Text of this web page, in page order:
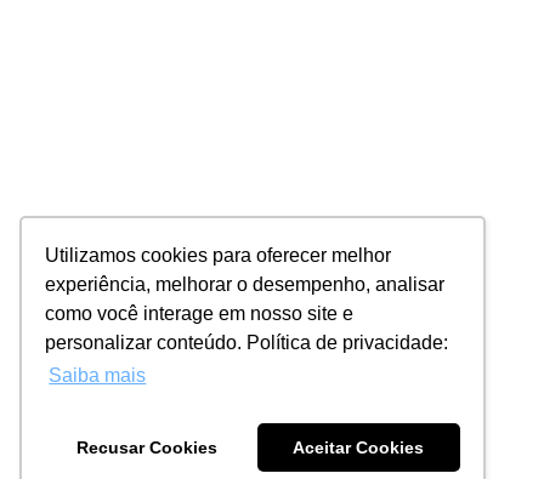
Utilizamos cookies para oferecer melhor
experiência, melhorar o desempenho, analisar
como você interage em nosso site e
personalizar conteúdo. Política de privacidade:
Saiba mais
Recusar Cookies Aceitar Cookies